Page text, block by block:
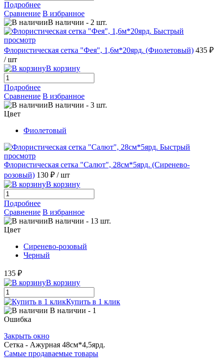
Подробнее
Сравнение В избранное
В наличии - 2 шт.
Быстрый
просмотр
Флористическая сетка "Фея", 1,6м*20ярд. (Фиолетовый) 435 ₽
/ шт
В корзину
Подробнее
Сравнение В избранное
В наличии - 3 шт.
Цвет
Фиолетовый
Быстрый
просмотр
Флористическая сетка "Салют", 28cм*5ярд. (Сиренево-
розовый) 130 ₽ / шт
В корзину
Подробнее
Сравнение В избранное
В наличии - 13 шт.
Цвет
Сиренево-розовый
Черный
135 ₽
В корзину
Купить в 1 клик
В наличии - 1
Ошибка
Закрыть окно
Сетка - Ажурная 48см*4,5ярд.
Самые продаваемые товары